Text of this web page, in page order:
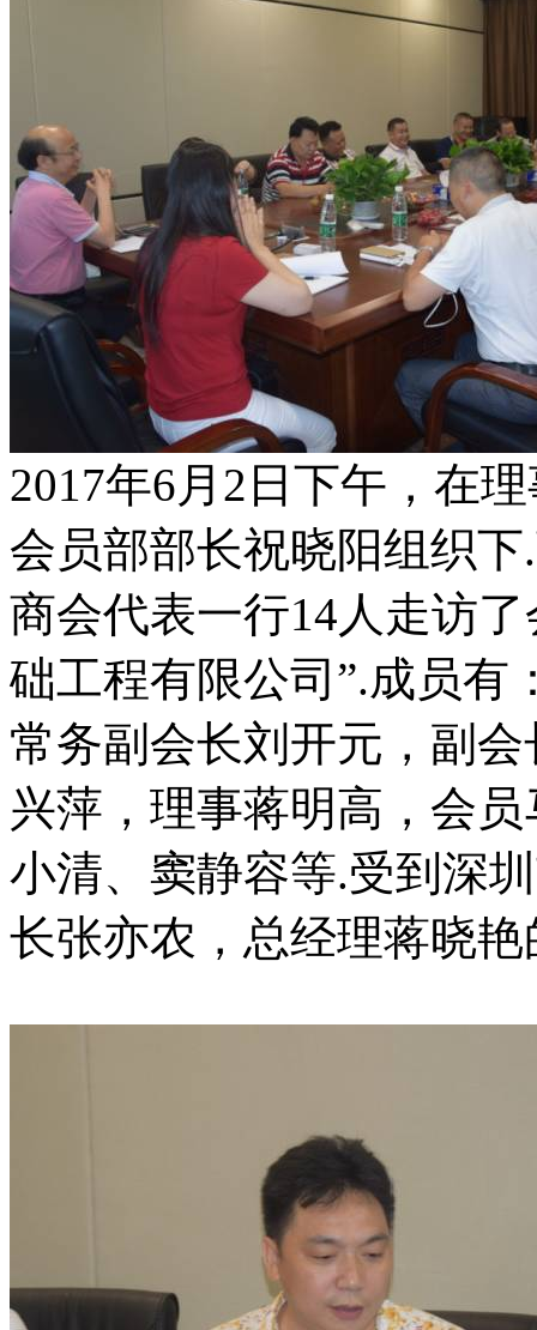
2017年6月2日下午，在
会员部部长祝晓阳组织
商会代表一行14人走访
础工程有限公司”.成员有
常务副会长刘开元，副
兴萍，理事蒋明高，会
小清、窦静容等.受到深
长张亦农，总经理蒋晓